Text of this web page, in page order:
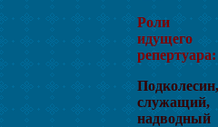
Роли
идущего
репертуара:
Подколесин,
служащий,
надводный